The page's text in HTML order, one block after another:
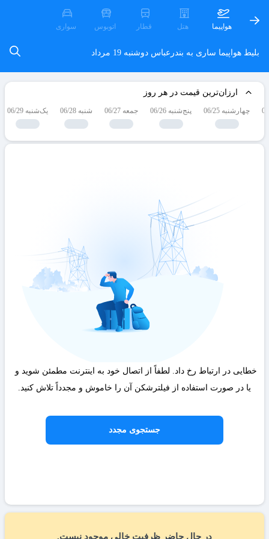
هواپیما هتل قطار اتوبوس سواری
بلیط هواپیما ساری به بندرعباس دوشنبه 19 مرداد
ارزان‌ترین قیمت در هر روز
چهارشنبه 06/25 پنج‌شنبه 06/26 جمعه 06/27 شنبه 06/28 یک‌شنبه 06/29
در حال حاضر ظرفیت خالی موجود نیست.
یا در صورت استفاده از فیلترشکن آن را خاموش و مجدداً تلاش کنید.
جستجوی مجدد